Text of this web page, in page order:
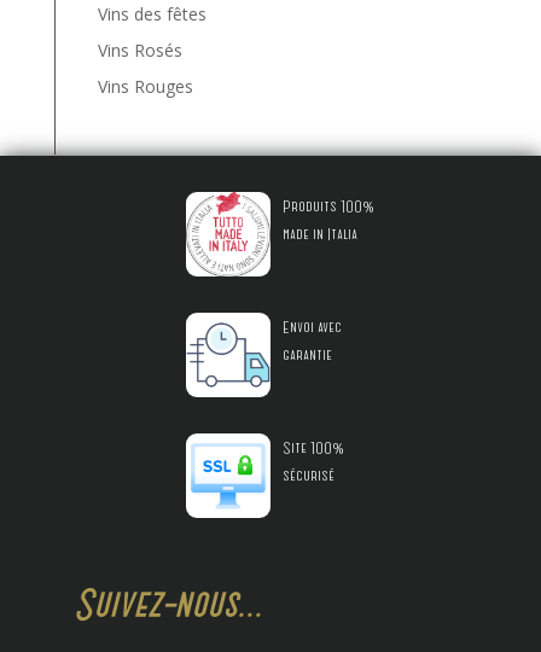
Vins des fêtes
Vins Rosés
Vins Rouges
Produits 100%
made in Italia
Envoi avec
garantie
Site 100%
sécurisé
Suivez-nous...